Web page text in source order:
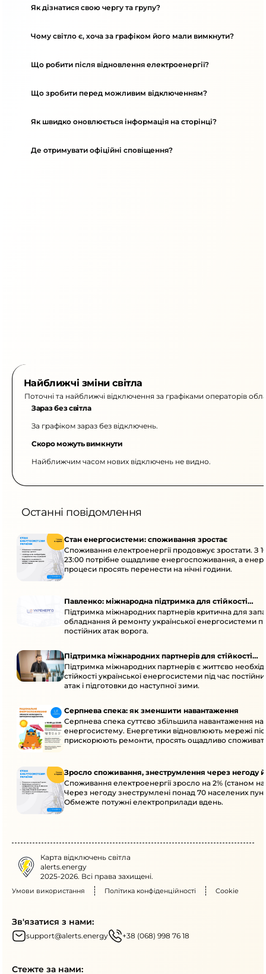
Як дізнатися свою чергу та групу?
Чому світло є, хоча за графіком його мали вимкнути?
Що робити після відновлення електроенергії?
Що зробити перед можливим відключенням?
Як швидко оновлюється інформація на сторінці?
Де отримувати офіційні сповіщення?
Найближчі зміни світла
Поточні та найближчі відключення за графіками операторів
Зараз без світла
За графіком зараз без відключень.
Скоро можуть вимкнути
Найближчим часом нових відключень не видно.
Останні повідомлення
Стан енергосистеми: споживання зростає
Споживання електроенергії продовжує зростати. З
23:00 потрібне ощадливе енергоспоживання, а
процеси просять перенести на нічні години.
Павленко: міжнародна підтримка для стійкості
енергосистеми
Підтримка міжнародних партнерів критична для
обладнання й ремонту української енергосистеми
постійних атак ворога.
Підтримка міжнародних партнерів для стійкості
енергосистеми
Підтримка міжнародних партнерів є життєво
стійкості української енергосистеми під час
атак і підготовки до наступної зими.
Серпнева спека: як зменшити навантаження
Серпнева спека суттєво збільшила навантаження на
енергосистему. Енергетики відновлюють мережі
прискорюють ремонти, просять ощадливо
Зросло споживання, знеструмлення через негоду
Споживання електроенергії зросло на 2% (станом на
Через негоду знеструмлені понад 70 населених
Обмежте потужні електроприлади вдень.
Карта відключень світла
alerts.energy
2025-2026. Всі права захищені.
Умови використання Політика конфіденційності Cookie
Зв'язатися з нами:
support@alerts.energy +38 (068) 998 76 18
Стежте за нами: